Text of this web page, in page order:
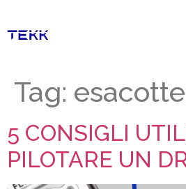
Tag:
5 CONSIGLI
PILOTARE UN